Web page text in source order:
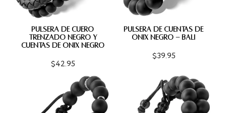
PULSERA DE CUERO
TRENZADO NEGRO Y
CUENTAS DE ÓNIX NEGRO
$42.95
PULSERA DE CUENTAS DE
ÓNIX NEGRO - BALI
$39.95